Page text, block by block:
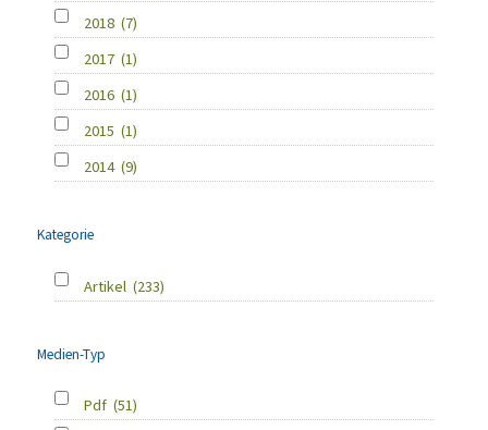
2018 (7)
2017 (1)
2016 (1)
2015 (1)
2014 (9)
Kategorie
Artikel (233)
Medien-Typ
Pdf (51)